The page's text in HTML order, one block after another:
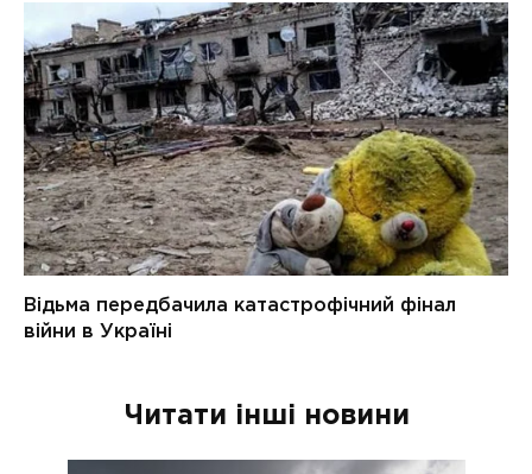
Читати інші новини